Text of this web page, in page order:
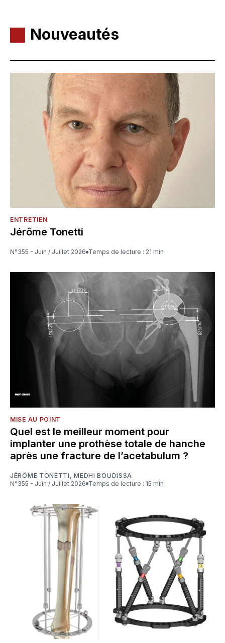
Nouveautés
ENTRETIEN
Jérôme Tonetti
N°355 - Juin / Juillet 2026 Temps de lecture : 21 min
MISE AU POINT
Quel est le meilleur moment pour
implanter une prothèse totale de hanche
après une fracture de l’acetabulum ?
JÉRÔME TONETTI ,MEDHI BOUDISSA
N°355 - Juin / Juillet 2026
Temps de lecture : 15 min